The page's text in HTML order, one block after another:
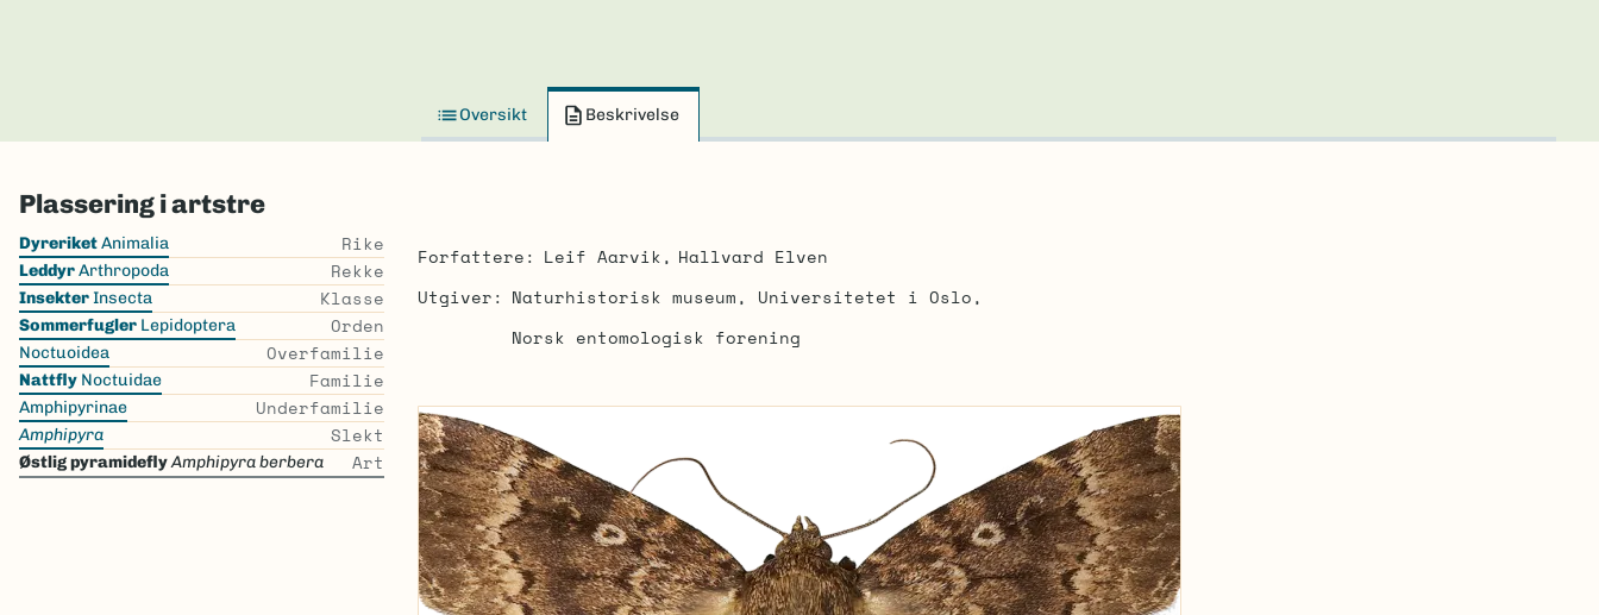
Oversikt Beskrivelse
Plassering i artstre
Skip
the
list
DyreriketAnimalia Rike
LeddyrArthropoda Rekke
InsekterInsecta Klasse
Sommerfugler Lepidoptera Orden
Noctuoidea Overfamilie
Nattfly Noctuidae Familie
Amphipyrinae Underfamilie
Amphipyra Slekt
Østlig pyramideflyAmphipyra berbera Art
Forfattere Leif Aarvik
Hallvard Elven
Utgiver
Naturhistorisk museum, Universitetet i Oslo
Norsk entomologisk forening